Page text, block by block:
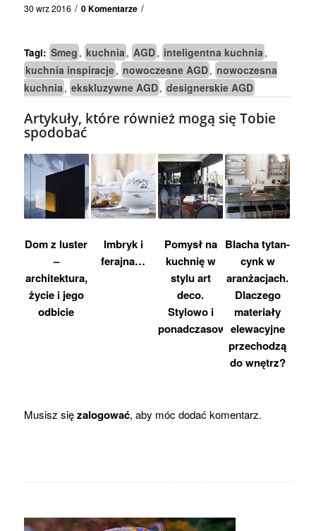
30 wrz 2016 / 0 Komentarze /
Tagi: Smeg , kuchnia , AGD, inteligentna kuchnia ,
kuchnia inspiracje, nowoczesne AGD, nowoczesna
kuchnia , ekskluzywne AGD, designerskie AGD
Artykuły, które również mogą się Tobie
spodobać
Dom z luster
–
architektura,
życie i jego
odbicie
Imbryk i
ferajna…
Pomysł na
kuchnię w
stylu art
deco.
Stylowo i
ponadczasowo.
Blacha tytan-
cynk w
aranżacjach.
Dlaczego
materiały
elewacyjne
przechodzą
do wnętrz?
Musisz sięzalogować, aby móc dodać komentarz.